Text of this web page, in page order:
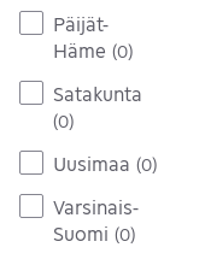
Päijät-
Häme (0)
Satakunta
(0)
Uusimaa (0)
Varsinais-
Suomi (0)